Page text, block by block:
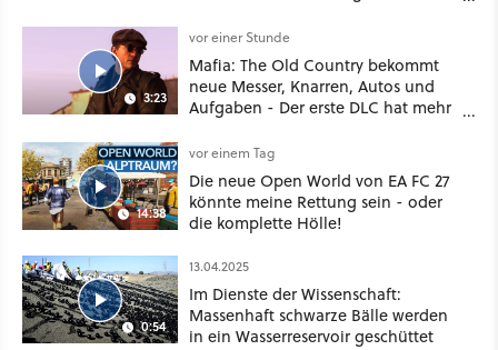
3:23
vor einer Stunde
Mafia: The Old Country bekommt
neue Messer, Knarren, Autos und
Aufgaben - Der erste DLC hat mehr
14:38
vor einem Tag
Die neue Open World von EA FC 27
könnte meine Rettung sein - oder
die komplette Hölle!
0:54
13.04.2025
Im Dienste der Wissenschaft:
Massenhaft schwarze Bälle werden
in ein Wasserreservoir geschüttet